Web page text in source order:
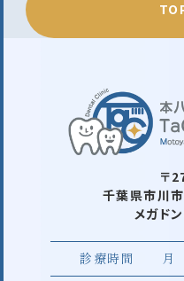
〒
千葉県市川
メガド
診療時間 月